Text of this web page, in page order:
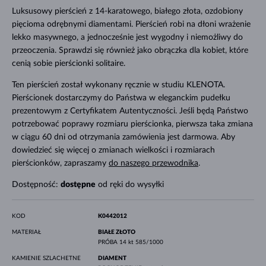
Luksusowy pierścień z 14-karatowego, białego złota, ozdobiony
pięcioma odrębnymi diamentami. Pierścień robi na dłoni wrażenie
lekko masywnego, a jednocześnie jest wygodny i niemożliwy do
przeoczenia. Sprawdzi się również jako obrączka dla kobiet, które
cenią sobie pierścionki solitaire.
Ten pierścień został wykonany ręcznie w studiu KLENOTA.
Pierścionek dostarczymy do Państwa w eleganckim pudełku
prezentowym z Certyfikatem Autentyczności. Jeśli będą Państwo
potrzebować poprawy rozmiaru pierścionka, pierwsza taka zmiana
w ciągu 60 dni od otrzymania zamówienia jest darmowa. Aby
dowiedzieć się więcej o zmianach wielkości i rozmiarach
pierścionków, zapraszamy do naszego przewodnika.
Dostępność: dostępne od ręki do wysyłki
KOD K0442012
MATERIAŁ
BIAŁE ZŁOTO
PRÓBA 14 kt 585/1000
KAMIENIE SZLACHETNE
DIAMENT